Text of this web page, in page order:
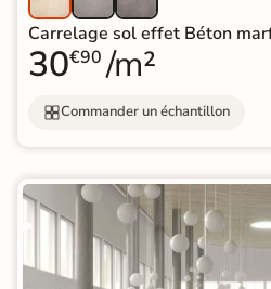
Carrelage sol effet Béton
30€90 /m²
Commander un échantillon